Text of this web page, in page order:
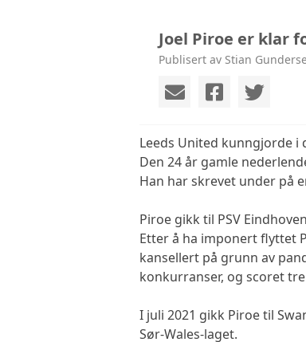
Joel Piroe er klar
Publisert av Stian
Leeds United kunngjorde i
Den 24 år gamle
Han har skrevet under på
Piroe gikk til PSV
Etter å ha imponert flyttet
kansellert på grunn av
konkurranser, og scoret
I juli 2021 gikk Piroe til
Sør-Wales-laget.